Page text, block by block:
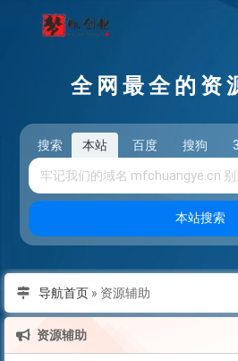
全网最全的资
搜索 本站 百度 搜狗
本站搜索
导航首页» 资源辅助
资源辅助